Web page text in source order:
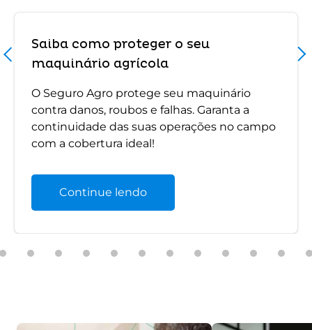
Saiba como proteger o seu
maquinário agrícola
O Seguro Agro protege seu maquinário
contra danos, roubos e falhas. Garanta a
continuidade das suas operações no campo
com a cobertura ideal!
Continue lendo